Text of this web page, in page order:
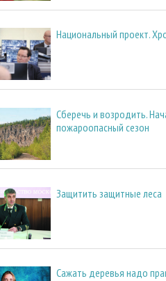
Национальный проект.
Сберечь и возродить.
пожароопасный сезон
Защитить защитные леса
Сажать деревья надо